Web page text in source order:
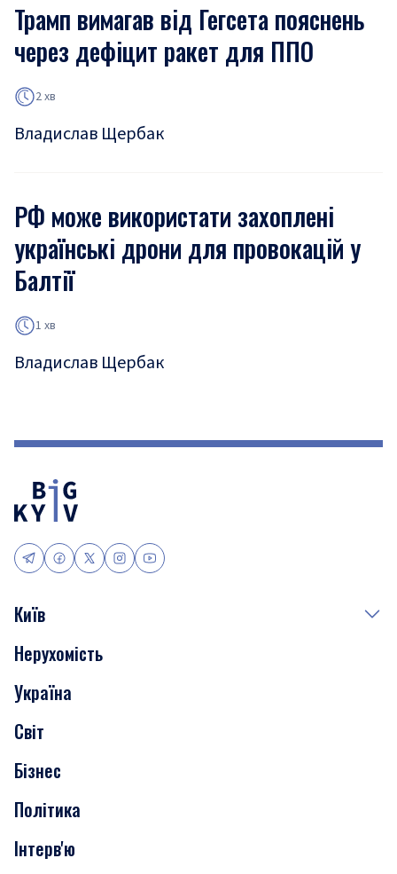
Трамп вимагав від Гегсета пояснень
через дефіцит ракет для ППО
2 хв
Владислав Щербак
РФ може використати захоплені
українські дрони для провокацій у
Балтії
1 хв
Владислав Щербак
Київ
Події
Скандали
Нерухомість
Транспорт
Нерухомість
Україна
Світ
Бізнес
Політика
Інтерв'ю